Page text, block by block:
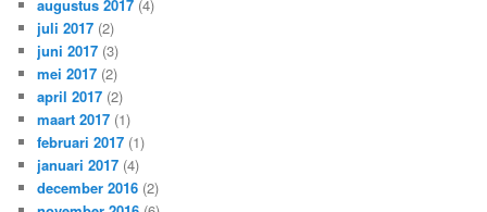
augustus 2017 (4)
juli 2017 (2)
juni 2017 (3)
mei 2017 (2)
april 2017 (2)
maart 2017 (1)
februari 2017 (1)
januari 2017 (4)
december 2016 (2)